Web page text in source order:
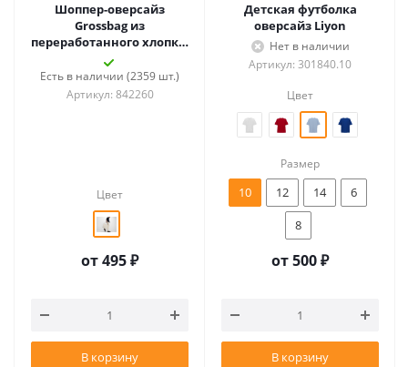
Шоппер-оверсайз
Grossbag из
переработанного хлопка,
340 г/м2
Есть в наличии (2359 шт.)
Артикул: 842260
Цвет
от495 ₽
В корзину
Детская футболка
оверсайз Liyon
Нет в наличии
Артикул: 301840.10
Цвет
Размер
10 12 14
6
8
от500 ₽
В корзину